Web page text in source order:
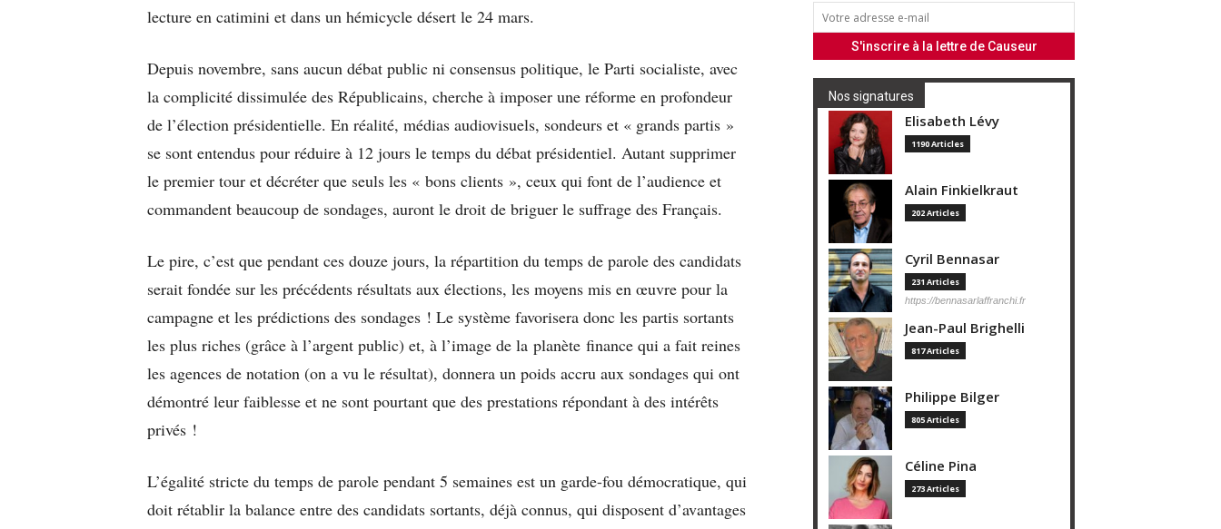
lecture en catimini et dans un hémicycle désert le 24 mars.
Depuis novembre, sans aucun débat public ni consensus politique, le Parti socialiste, avec
la complicité dissimulée des Républicains, cherche à imposer une réforme en profondeur
de l’élection présidentielle. En réalité, médias audiovisuels, sondeurs et « grands partis »
se sont entendus pour réduire à 12 jours le temps du débat présidentiel. Autant supprimer
le premier tour et décréter que seuls les « bons clients », ceux qui font de l’audience et
commandent beaucoup de sondages, auront le droit de briguer le suffrage des Français.
Le pire, c’est que pendant ces douze jours, la répartition du temps de parole des candidats
serait fondée sur les précédents résultats aux élections, les moyens mis en œuvre pour la
campagne et les prédictions des sondages ! Le système favorisera donc les partis sortants
les plus riches (grâce à l’argent public) et, à l’image de la planète finance qui a fait reines
les agences de notation (on a vu le résultat), donnera un poids accru aux sondages qui ont
démontré leur faiblesse et ne sont pourtant que des prestations répondant à des intérêts
privés !
L’égalité stricte du temps de parole pendant 5 semaines est un garde-fou démocratique, qui
doit rétablir la balance entre des candidats sortants, déjà connus, qui disposent d’avantages
Nos signatures
Elisabeth Lévy
1190 Articles
Alain Finkielkraut
202 Articles
Cyril Bennasar
231 Articles
https://bennasarlaffranchi.fr
Jean-Paul Brighelli
817 Articles
Philippe Bilger
805 Articles
Céline Pina
273 Articles